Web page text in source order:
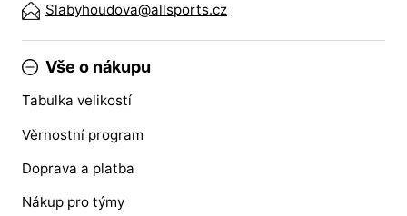
Slabyhoudova@allsports.cz
Vše o nákupu
Tabulka velikostí
Věrnostní program
Doprava a platba
Nákup pro týmy